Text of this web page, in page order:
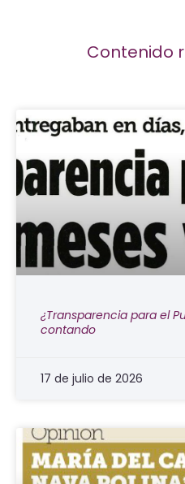
Contenido
¿Transparencia para el
contando
17 de julio de 2026